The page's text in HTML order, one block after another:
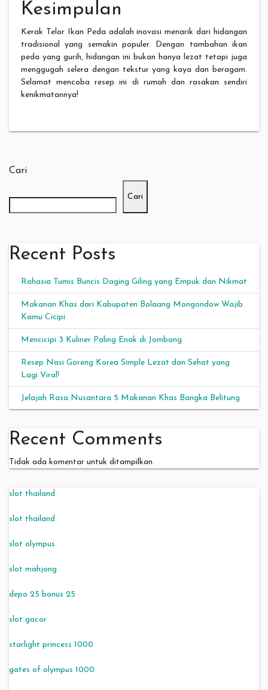
Kesimpulan
Kerak Telor Ikan Peda adalah inovasi menarik dari hidangan
tradisional yang semakin populer. Dengan tambahan ikan
peda yang gurih, hidangan ini bukan hanya lezat tetapi juga
menggugah selera dengan tekstur yang kaya dan beragam.
Selamat mencoba resep ini di rumah dan rasakan sendiri
kenikmatannya!
Cari
Cari
Recent Posts
Rahasia Tumis Buncis Daging Giling yang Empuk dan Nikmat
Makanan Khas dari Kabupaten Bolaang Mongondow Wajib
Kamu Cicipi
Mencicipi 3 Kuliner Paling Enak di Jombang
Resep Nasi Goreng Korea Simple Lezat dan Sehat yang
Lagi Viral!
Jelajah Rasa Nusantara 5 Makanan Khas Bangka Belitung
Recent Comments
Tidak ada komentar untuk ditampilkan.
slot thailand
slot thailand
slot olympus
slot mahjong
depo 25 bonus 25
slot gacor
starlight princess 1000
gates of olympus 1000